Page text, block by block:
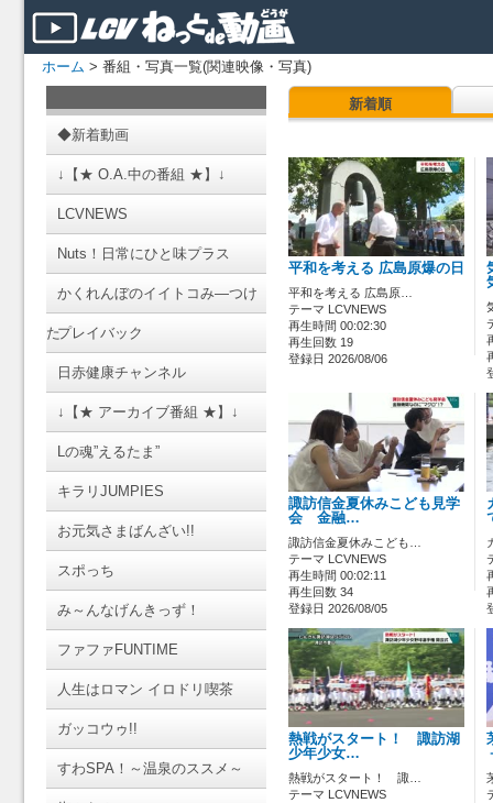
ホーム > 番組・写真一覧(関連映像・写真)
◆新着動画
↓【★ O.A.中の番組 ★】↓
LCVNEWS
Nuts！日常にひと味プラス
かくれんぼのイイトコみ―つけ
たプレイバック
日赤健康チャンネル
↓【★ アーカイブ番組 ★】↓
Lの魂”えるたま”
キラリJUMPIES
お元気さまばんざい!!
スポっち
み～んなげんきっず！
ファファFUNTIME
人生はロマン イロドリ喫茶
ガッコウゥ!!
すわSPA！～温泉のススメ～
新着順
平和を考える 広島原爆の日
平和を考える 広島原…
テーマ LCVNEWS
再生時間 00:02:30
再生回数 19
登録日 2026/08/06
諏訪信金夏休みこども見学
会 金融…
諏訪信金夏休みこども…
テーマ LCVNEWS
再生時間 00:02:11
再生回数 34
登録日 2026/08/05
熱戦がスタート！ 諏訪湖
少年少女…
熱戦がスタート！ 諏…
テーマ LCVNEWS